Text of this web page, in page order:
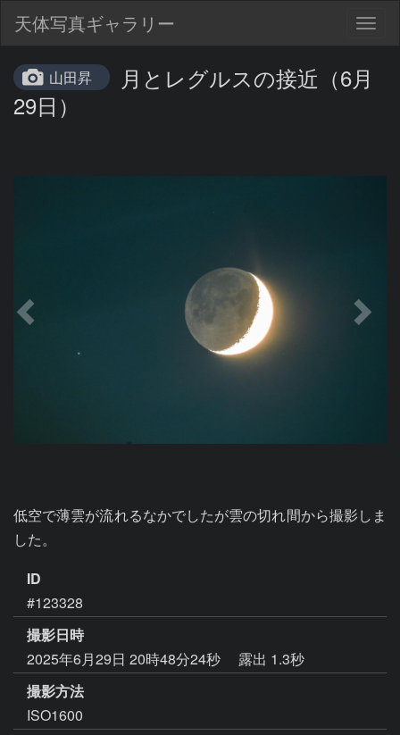
天体写真ギャラリー
山田昇
月とレグルスの接近（6月
29日）
低空で薄雲が流れるなかでしたが雲の切れ間から撮影しま
した。
ID
#123328
撮影日時
2025年6月29日 20時48分24秒
露出 1.3秒
撮影方法
ISO1600